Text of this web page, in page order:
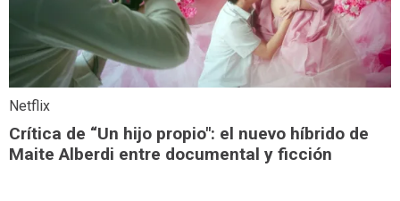
Netflix
Crítica de “Un hijo propio": el nuevo híbrido de
Maite Alberdi entre documental y ficción